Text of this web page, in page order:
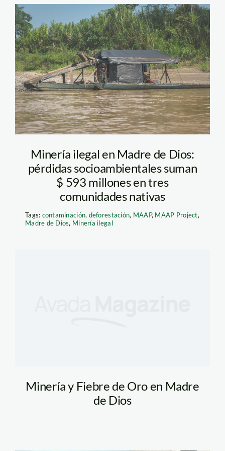
Draga mineria ilegal
Foto Diego Perez
SPDA
Minería ilegal en Madre de Dios:
pérdidas socioambientales suman
$ 593 millones en tres
comunidades nativas
Tags: contaminación, deforestación, MAAP, MAAP Project,
Madre de Dios, Minería ilegal
Minería y Fiebre de Oro en Madre
de Dios